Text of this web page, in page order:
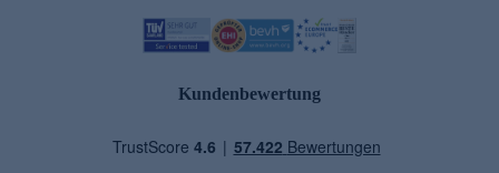
Kundenbewertung